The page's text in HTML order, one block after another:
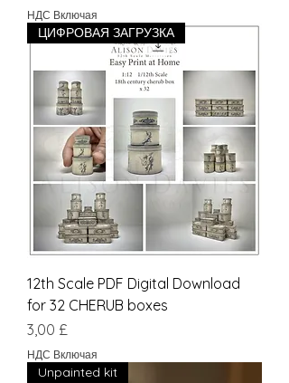
НДС Включая
ЦИФРОВАЯ ЗАГРУЗКА
12th Scale PDF Digital Download
for 32 CHERUB boxes
Цена
3,00 £
НДС Включая
Unpainted kit